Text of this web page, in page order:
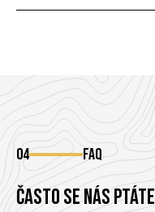
04 FAQ
Často se nás ptáte